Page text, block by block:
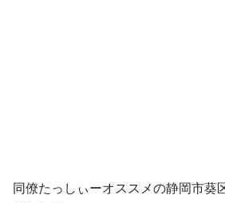
同僚たっしぃーオススメの静岡市葵